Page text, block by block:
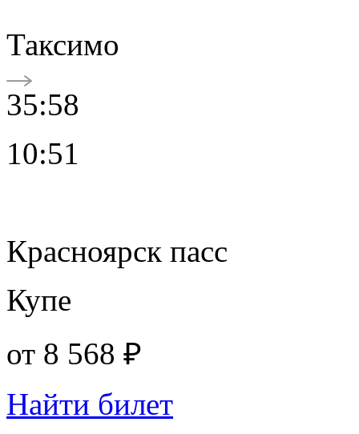
Таксимо
35:58
10:51
Красноярск пасс
Купе
от 8 568 ₽
Найти билет